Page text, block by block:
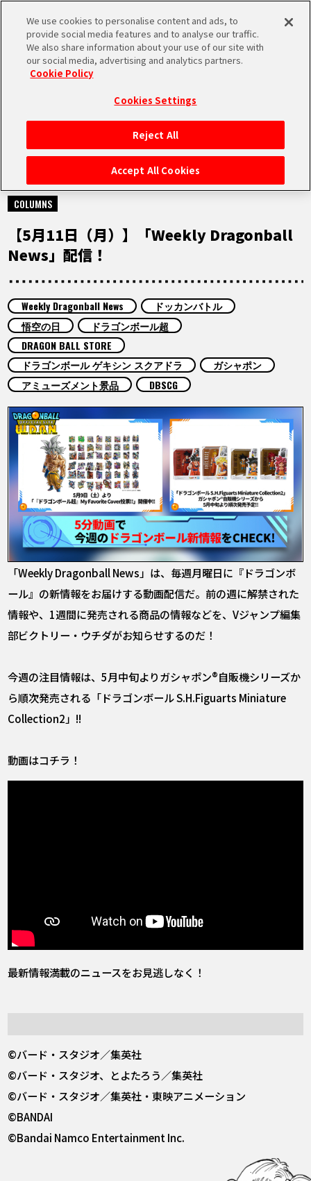
MEN
HOME
NEWS
RANKING
MOVIE
COLUMNS
ABOUT
LANGUAGE
EN FR DE ES
NEWS
2026.05.11
COLUMNS
【5月11日（月）】「Weekly Dragonball
News」配信！
Weekly Dragonball News
ドッカンバトル
悟空の日
ドラゴンボール超
DRAGON BALL STORE
ドラゴンボール ゲキシン スクアドラ
ガシャポン
アミューズメント景品
DBSCG
「Weekly Dragonball News」は、毎週月曜日に『ドラゴンボ
ール』の新情報をお届けする動画配信だ。前の週に解禁された
情報や、1週間に発売される商品の情報などを、Vジャンプ編集
部ビクトリー・ウチダがお知らせするのだ！
今週の注目情報は、5月中旬よりガシャポン®自販機シリーズか
ら順次発売される「ドラゴンボール S.H.Figuarts Miniature
Collection2」!!
動画はコチラ！
最新情報満載のニュースをお見逃しなく！
©バード・スタジオ／集英社
©バード・スタジオ、とよたろう／集英社
©バード・スタジオ／集英社・東映アニメーション
©BANDAI
©Bandai Namco Entertainment Inc.
We use cookies to personalise content and ads, to
provide social media features and to analyse our traffic.
We also share information about your use of our site with
our social media, advertising and analytics partners.
Cookie Policy
Cookies Settings
Reject All
Accept All Cookies